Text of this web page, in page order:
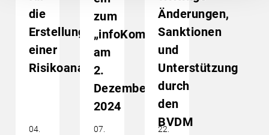
die
Erstellung
einer
Risikoanalyse
04.
zum
„infoKompakt“
am
2.
Dezember
2024
07.
Änderungen,
Sanktionen
und
Unterstützung
durch
den
BVDM
22.